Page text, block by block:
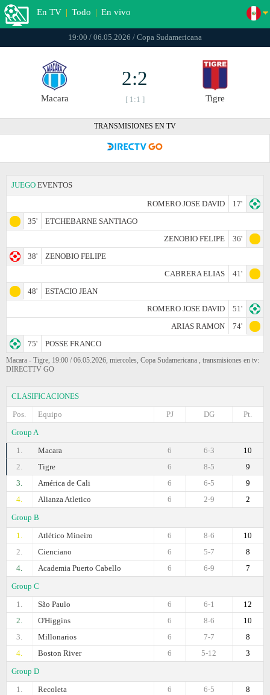
En TV | Todo | En vivo
19:00 / 06.05.2026 / Copa Sudamericana
Macara
2:2
[ 1:1 ] Tigre
TRANSMISIONES EN TV
JUEGO EVENTOS
ROMERO JOSE DAVID
17'
35'
ETCHEBARNE SANTIAGO
ZENOBIO FELIPE
36'
38'
ZENOBIO FELIPE
CABRERA ELIAS
41'
48'
ESTACIO JEAN
ROMERO JOSE DAVID
51'
ARIAS RAMON
74'
75'
POSSE FRANCO
Macara - Tigre, 19:00 / 06.05.2026, miercoles, Copa Sudamericana , transmisiones en tv:
DIRECTTV GO
CLASIFICACIONES
Pos.
Equipo Pt.
DG
PJ
Group A
1.
Macara 10
6-3
6
2.
Tigre 9
8-5
6
3.
América de Cali 9
6-5
6
4.
Alianza Atletico 2
2-9
6
Group B
1.
Atlético Mineiro 10
8-6
6
2.
Cienciano 8
5-7
6
4.
Academia Puerto Cabello 7
6-9
6
Group C
1.
São Paulo 12
6-1
6
2.
O'Higgins 10
8-6
6
3.
Millonarios 8
7-7
6
4.
Boston River 3
5-12
6
Group D
1.
Recoleta 8
6-5
6